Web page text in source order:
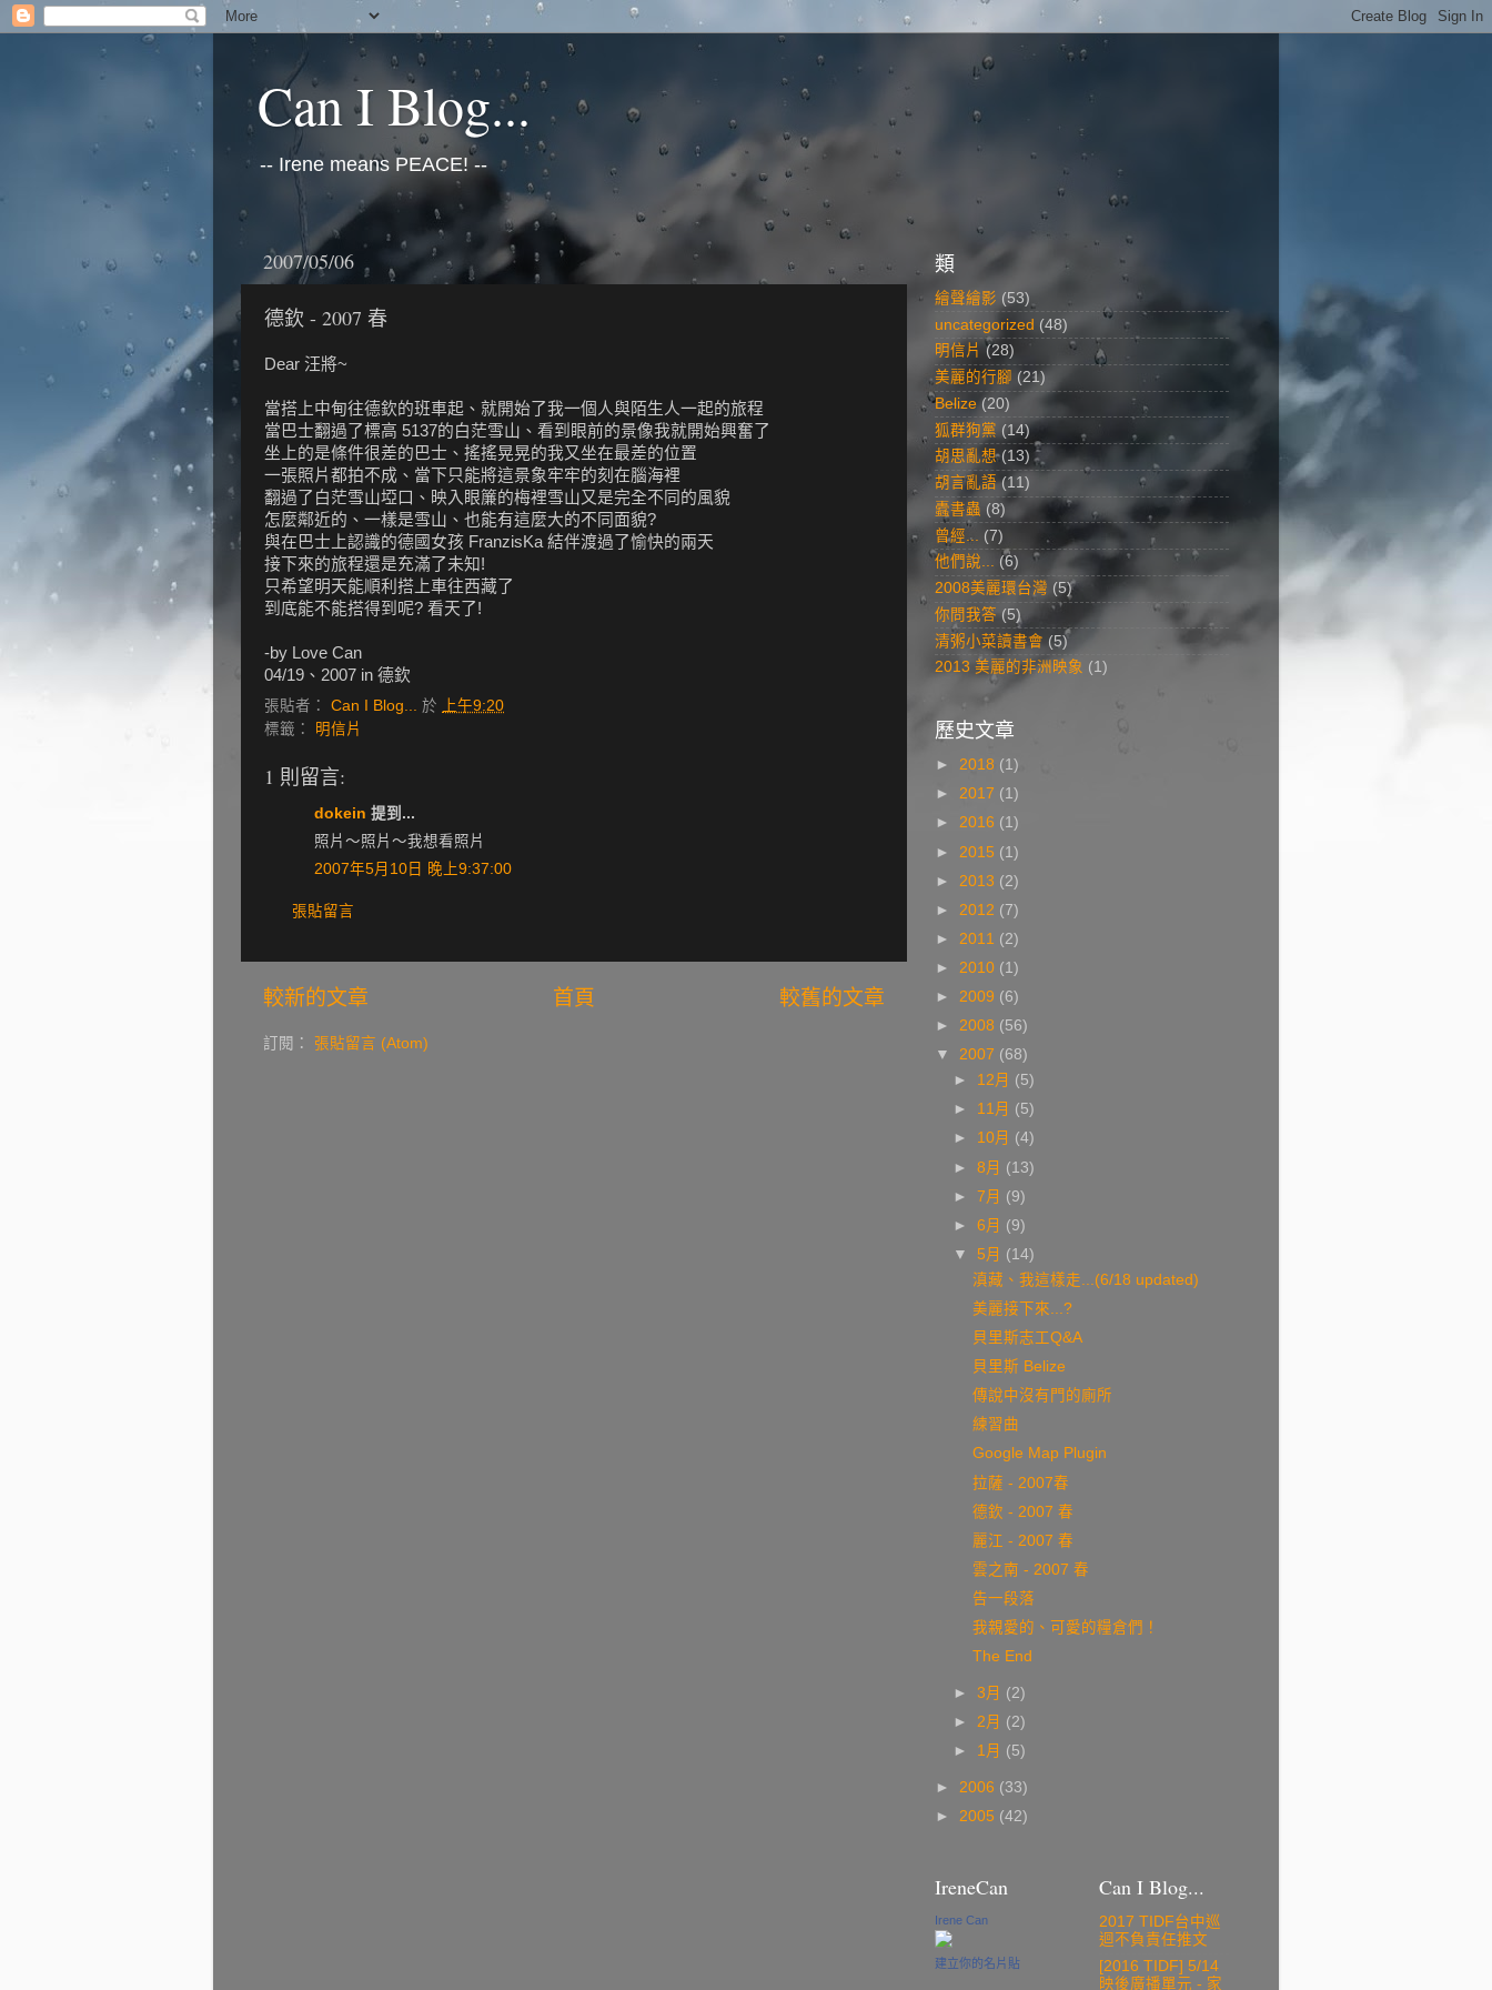
Can I Blog...
-- Irene means PEACE! --
2007/05/06
德欽 - 2007 春
Dear 汪將~
當搭上中甸往德欽的班車起、就開始了我一個人與陌生人一起的旅程
當巴士翻過了標高 5137的白茫雪山、看到眼前的景像我就開始興奮了
坐上的是條件很差的巴士、搖搖晃晃的我又坐在最差的位置
一張照片都拍不成、當下只能將這景象牢牢的刻在腦海裡
翻過了白茫雪山埡口、映入眼簾的梅裡雪山又是完全不同的風貌
怎麼鄰近的、一樣是雪山、也能有這麼大的不同面貌?
與在巴士上認識的德國女孩 FranzisKa 結伴渡過了愉快的兩天
接下來的旅程還是充滿了未知!
只希望明天能順利搭上車往西藏了
到底能不能搭得到呢? 看天了!
-by Love Can
04/19、2007 in 德欽
張貼者： Can I Blog... 於
上午9:20
標籤：
明信片
1 則留言:
dokein 提到...
照片～照片～我想看照片
2007年5月10日 晚上9:37:00
張貼留言
較新的文章 較舊的文章
首頁
訂閱： 張貼留言 (Atom)
類
繪聲繪影 (53)
uncategorized (48)
明信片 (28)
美麗的行腳 (21)
Belize (20)
狐群狗黨 (14)
胡思亂想 (13)
胡言亂語 (11)
蠹書蟲 (8)
曾經...
(7)
他們說... (6)
2008美麗環台灣 (5)
你問我答 (5)
清粥小菜讀書會 (5)
2013 美麗的非洲映象 (1)
歷史文章
► 2018 (1)
► 2017 (1)
► 2016 (1)
► 2015 (1)
► 2013 (2)
► 2012 (7)
► 2011 (2)
► 2010 (1)
► 2009 (6)
► 2008 (56)
▼ 2007 (68)
► 12月 (5)
► 11月 (5)
► 10月 (4)
►8月 (13)
►7月 (9)
►6月 (9)
▼ 5月 (14)
滇藏、我這樣走...(6/18 updated)
美麗接下來...?
貝里斯志工Q&A
貝里斯 Belize
傳說中沒有門的廁所
練習曲
Google Map Plugin
拉薩 - 2007春
德欽 - 2007 春
麗江 - 2007 春
雲之南 - 2007 春
告一段落
我親愛的、可愛的糧倉們！
The End
►3月 (2)
►2月 (2)
► 1月 (5)
► 2006 (33)
► 2005 (42)
IreneCan
Irene Can
建立你的名片貼
Can I Blog...
2017 TIDF台中巡
迴不負責任推文
[2016 TIDF] 5/14
映後廣播單元 - 家